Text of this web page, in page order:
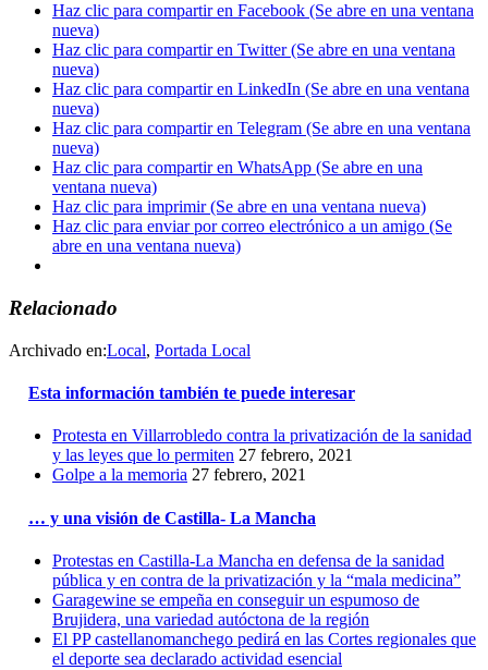
Haz clic para compartir en Facebook (Se abre en una ventana
nueva)
Haz clic para compartir en Twitter (Se abre en una ventana
nueva)
Haz clic para compartir en LinkedIn (Se abre en una ventana
nueva)
Haz clic para compartir en Telegram (Se abre en una ventana
nueva)
Haz clic para compartir en WhatsApp (Se abre en una
ventana nueva)
Haz clic para imprimir (Se abre en una ventana nueva)
Haz clic para enviar por correo electrónico a un amigo (Se
abre en una ventana nueva)
Relacionado
Archivado en:Local, Portada Local
Esta información también te puede interesar
Protesta en Villarrobledo contra la privatización de la sanidad
y las leyes que lo permiten 27 febrero, 2021
Golpe a la memoria 27 febrero, 2021
… y una visión de Castilla- La Mancha
Protestas en Castilla-La Mancha en defensa de la sanidad
pública y en contra de la privatización y la “mala medicina”
Garagewine se empeña en conseguir un espumoso de
Brujidera, una variedad autóctona de la región
El PP castellanomanchego pedirá en las Cortes regionales que
el deporte sea declarado actividad esencial